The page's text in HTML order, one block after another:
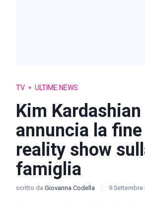
TV ULTIME NEWS
Kim Kardashian
annuncia la fine
reality show
famiglia
scritto da Giovanna Codella 9 Settembre